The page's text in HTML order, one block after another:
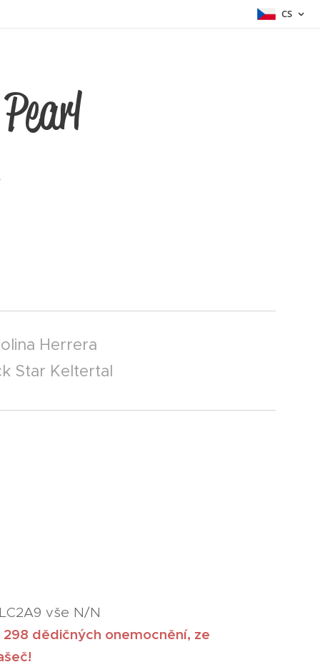
CS
Herrera
Star Keltertal
vše N/N
dědičných onemocnění, ze